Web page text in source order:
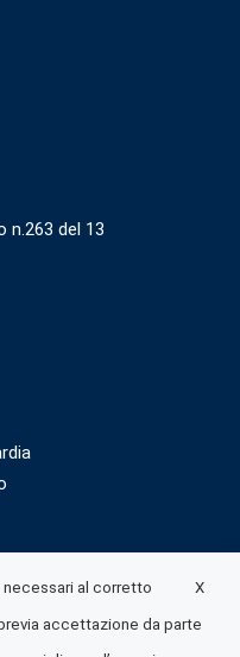
n.263 del 13
X
al corretto
accettazione da parte